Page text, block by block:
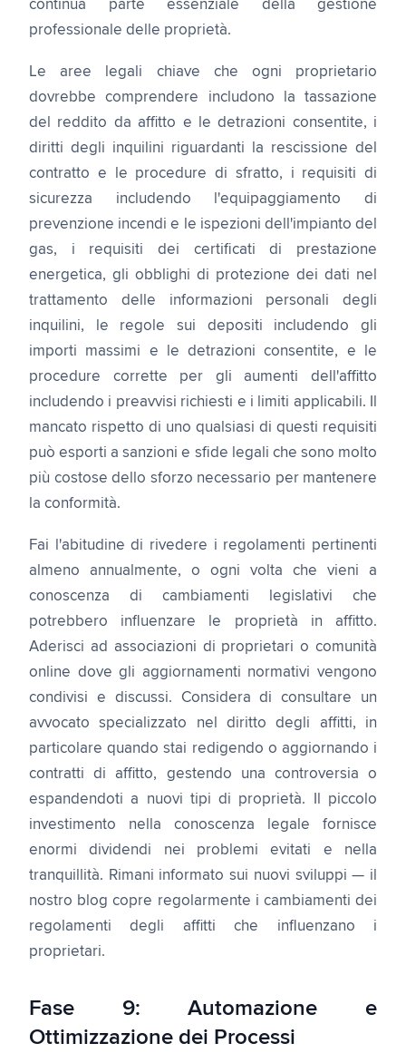
continua parte essenziale della gestione
professionale delle proprietà.
Le aree legali chiave che ogni proprietario
dovrebbe comprendere includono la tassazione
del reddito da affitto e le detrazioni consentite, i
diritti degli inquilini riguardanti la rescissione del
contratto e le procedure di sfratto, i requisiti di
sicurezza includendo l'equipaggiamento di
prevenzione incendi e le ispezioni dell'impianto del
gas, i requisiti dei certificati di prestazione
energetica, gli obblighi di protezione dei dati nel
trattamento delle informazioni personali degli
inquilini, le regole sui depositi includendo gli
importi massimi e le detrazioni consentite, e le
procedure corrette per gli aumenti dell'affitto
includendo i preavvisi richiesti e i limiti applicabili. Il
mancato rispetto di uno qualsiasi di questi requisiti
può esporti a sanzioni e sfide legali che sono molto
più costose dello sforzo necessario per mantenere
la conformità.
Fai l'abitudine di rivedere i regolamenti pertinenti
almeno annualmente, o ogni volta che vieni a
conoscenza di cambiamenti legislativi che
potrebbero influenzare le proprietà in affitto.
Aderisci ad associazioni di proprietari o comunità
online dove gli aggiornamenti normativi vengono
condivisi e discussi. Considera di consultare un
avvocato specializzato nel diritto degli affitti, in
particolare quando stai redigendo o aggiornando i
contratti di affitto, gestendo una controversia o
espandendoti a nuovi tipi di proprietà. Il piccolo
investimento nella conoscenza legale fornisce
enormi dividendi nei problemi evitati e nella
tranquillità. Rimani informato sui nuovi sviluppi — il
nostro blog copre regolarmente i cambiamenti dei
regolamenti degli affitti che influenzano i
proprietari.
Fase 9: Automazione e
Ottimizzazione dei Processi